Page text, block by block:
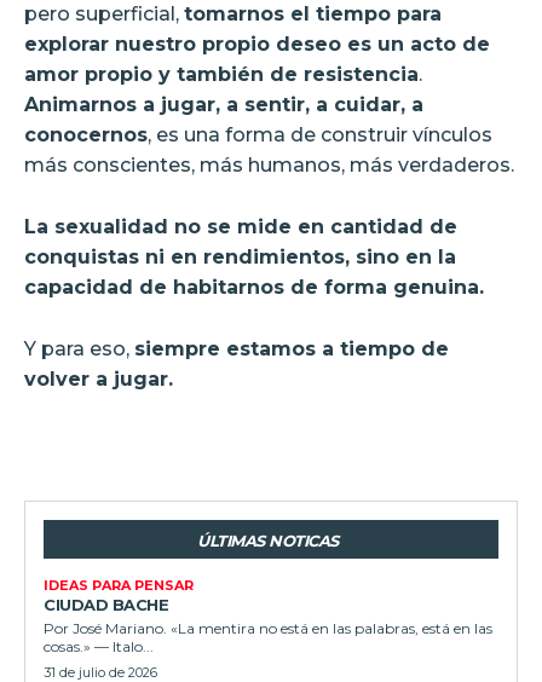
pero superficial, tomarnos el tiempo para
explorar nuestro propio deseo es un acto de
amor propio y también de resistencia.
Animarnos a jugar, a sentir, a cuidar, a
conocernos, es una forma de construir vínculos
más conscientes, más humanos, más verdaderos.
La sexualidad no se mide en cantidad de
conquistas ni en rendimientos, sino en la
capacidad de habitarnos de forma genuina.
Y para eso, siempre estamos a tiempo de
volver a jugar.
ÚLTIMAS NOTICAS
IDEAS PARA PENSAR
CIUDAD BACHE
Por José Mariano. «La mentira no está en las palabras, está en las
cosas.» — Italo...
31 de julio de 2026